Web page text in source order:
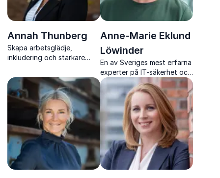
Annah Thunberg
Skapa arbetsglädje,
inkludering och starkare
konkreta verktyg för
hållbart ledarskap
Anne-Marie Eklund
Löwinder
En av Sveriges mest erfarna
experter på IT-säkerhet och
digital infrastruktur